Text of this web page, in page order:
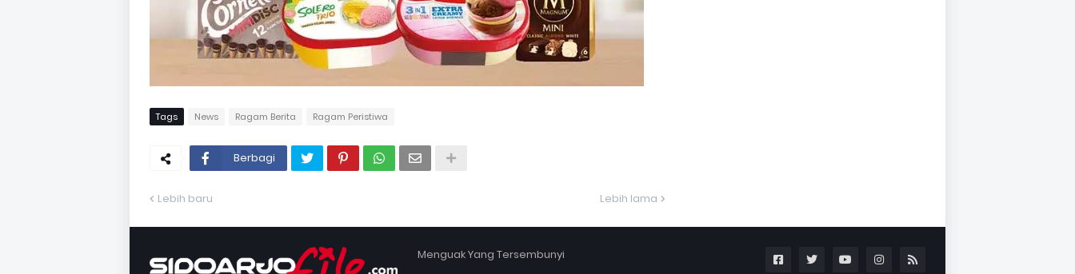
Tags News Ragam Berita Ragam Peristiwa
Berbagi
Lebih baru Lebih lama
Menguak Yang Tersembunyi